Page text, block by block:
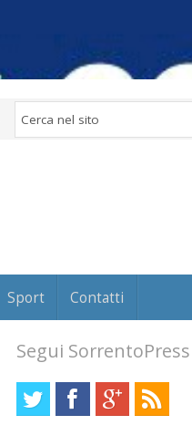
Sport Contatti
Segui SorrentoPress